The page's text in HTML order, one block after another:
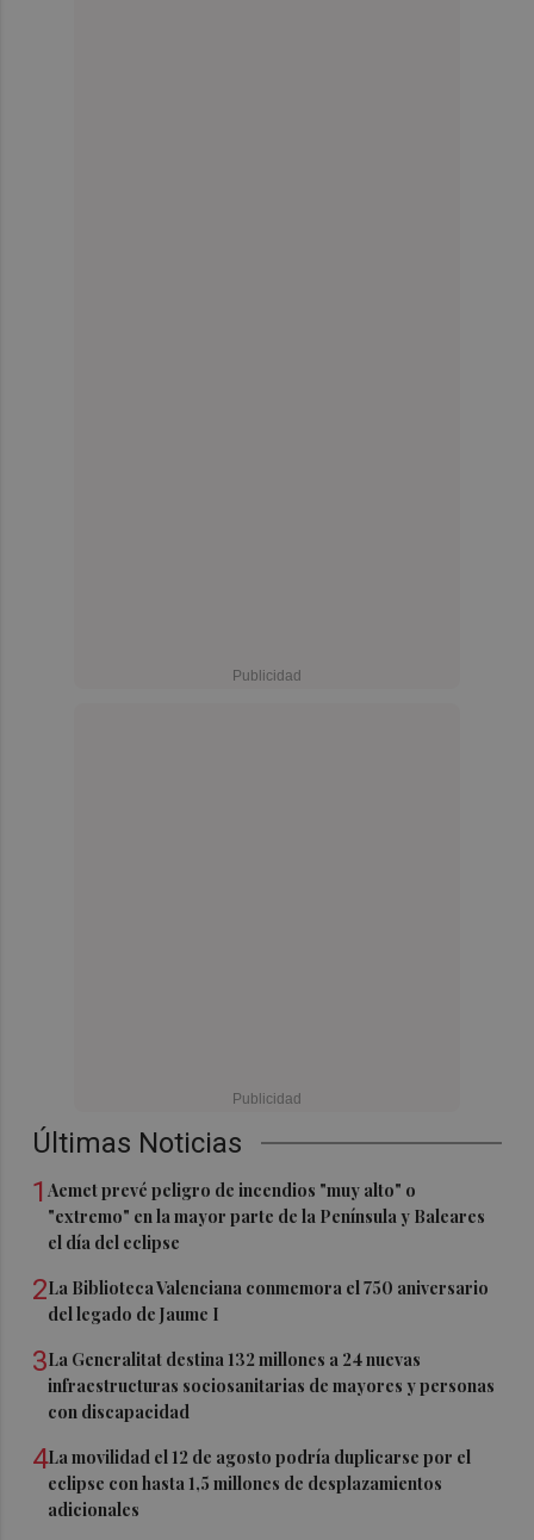
Últimas Noticias
1Aemet prevé peligro de incendios "muy alto" o
"extremo" en la mayor parte de la Península y Baleares
el día del eclipse
2La Biblioteca Valenciana conmemora el 750 aniversario
del legado de Jaume I
3La Generalitat destina 132 millones a 24 nuevas
infraestructuras sociosanitarias de mayores y personas
con discapacidad
4La movilidad el 12 de agosto podría duplicarse por el
eclipse con hasta 1,5 millones de desplazamientos
adicionales